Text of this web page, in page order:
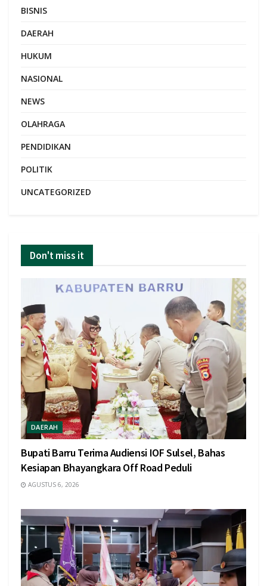
BISNIS
DAERAH
HUKUM
NASIONAL
NEWS
OLAHRAGA
PENDIDIKAN
POLITIK
UNCATEGORIZED
Don't miss it
DAERAH
Bupati Barru Terima Audiensi IOF Sulsel, Bahas
Kesiapan Bhayangkara Off Road Peduli
AGUSTUS 6, 2026